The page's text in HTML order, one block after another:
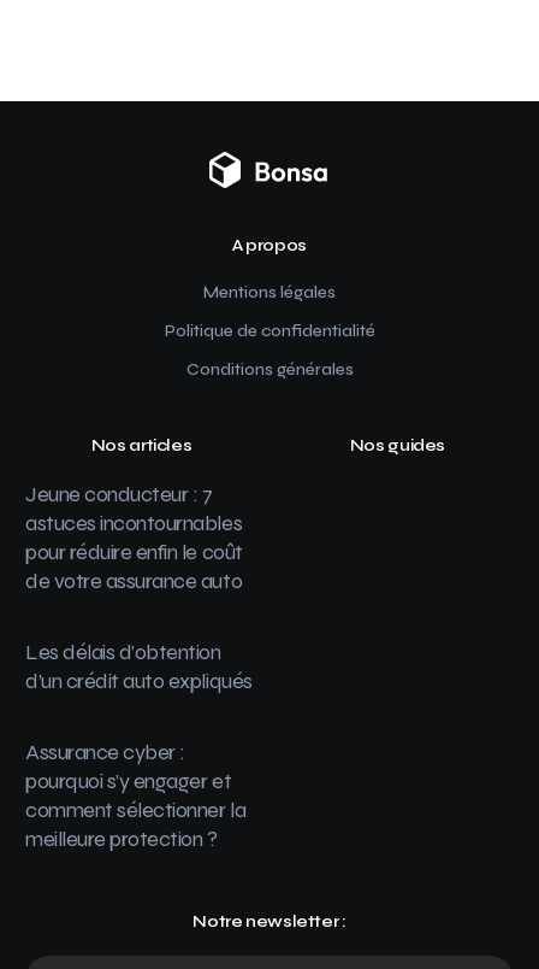
A propos
Mentions légales
Politique de confidentialité
Conditions générales
Nos articles
Jeune conducteur : 7
astuces incontournables
pour réduire enfin le coût
de votre assurance auto
Les délais d’obtention
d’un crédit auto expliqués
Assurance cyber :
pourquoi s’y engager et
comment sélectionner la
meilleure protection ?
Nos guides
Notre newsletter :